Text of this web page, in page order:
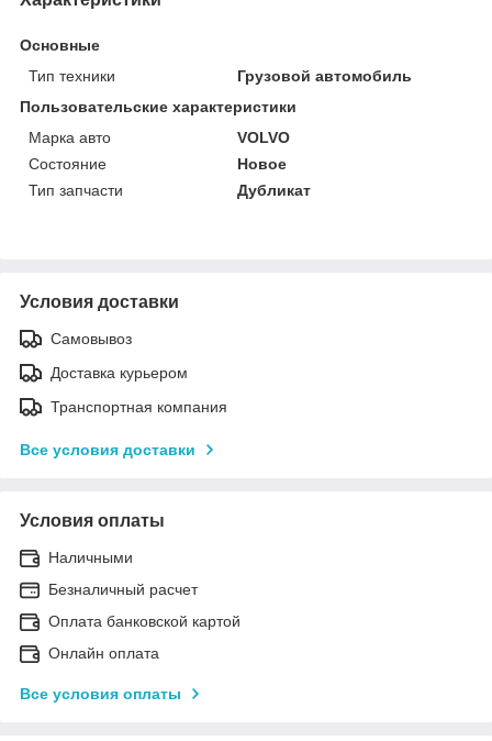
Основные
Тип техники
Грузовой автомобиль
Пользовательские характеристики
Марка авто
VOLVO
Состояние
Новое
Тип запчасти
Дубликат
Условия доставки
Самовывоз
Доставка курьером
Транспортная компания
Все условия доставки
Условия оплаты
Наличными
Безналичный расчет
Оплата банковской картой
Онлайн оплата
Все условия оплаты